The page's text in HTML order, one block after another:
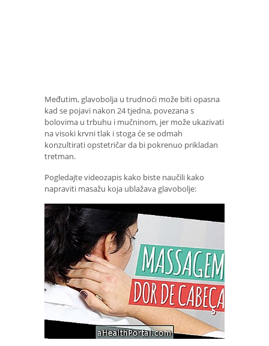
Međutim, glavobolja u trudnoći može biti opasna
kad se pojavi nakon 24 tjedna, povezana s
bolovima u trbuhu i mučninom, jer može ukazivati
​​na visoki krvni tlak i stoga će se odmah
konzultirati opstetričar da bi pokrenuo prikladan
tretman.
Pogledajte videozapis kako biste naučili kako
napraviti masažu koja ublažava glavobolje: